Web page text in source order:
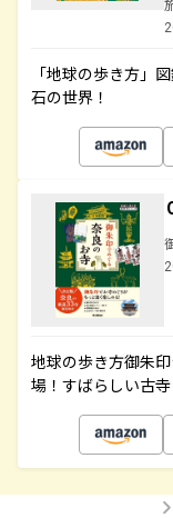
「地球の歩き方」
石の世界！
地球の歩き方御朱
場！すばらしい古